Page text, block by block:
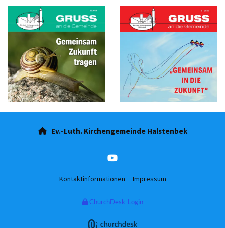
Ev.-Luth. Kirchengemeinde Halstenbek
Kontaktinformationen Impressum
ChurchDesk-Login